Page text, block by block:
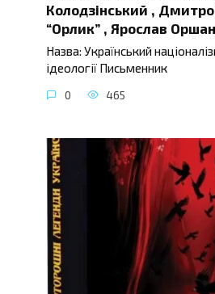
Колодзінський ,
“Орлик” , Ярослав Оршан
Назва: Український
ідеології Письменник
0 465